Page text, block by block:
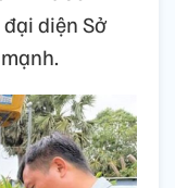
diện Sở